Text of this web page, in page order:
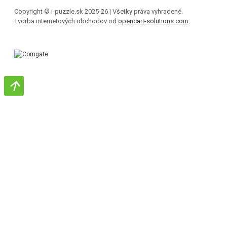
Copyright © i-puzzle.sk 2025-26 | Všetky práva vyhradené.
Tvorba internetových obchodov od opencart-solutions.com